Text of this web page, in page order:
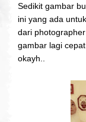
Sedikit gambar
ini yang ada
dari
gambar lagi
okayh..